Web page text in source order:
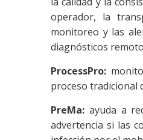
operador, la
monitoreo y las
diagnósticos
ProcessPro:
proceso tradicional
PreMa: ayuda a
advertencia si las